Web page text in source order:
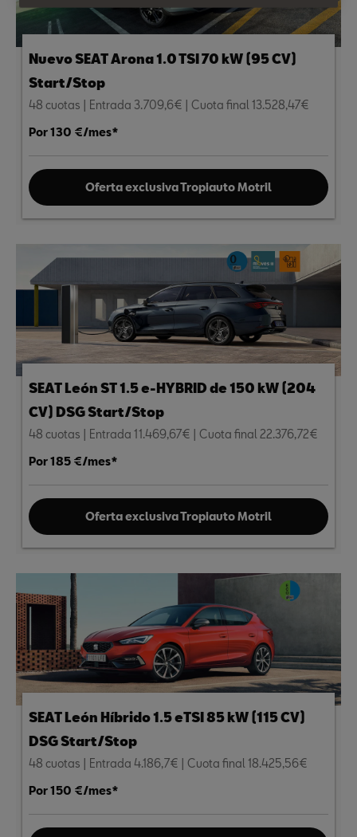
Nuevo SEAT Arona 1.0 TSI 70 kW (95 CV)
Start/Stop
48 cuotas | Entrada 3.709,6€ | Cuota final 13.528,47€
Por 130 €/mes*
Oferta exclusiva Tropiauto Motril
SEAT León ST 1.5 e-HYBRID de 150 kW (204
CV) DSG Start/Stop
48 cuotas | Entrada 11.469,67€ | Cuota final 22.376,72€
Por 185 €/mes*
Oferta exclusiva Tropiauto Motril
SEAT León Híbrido 1.5 eTSI 85 kW (115 CV)
DSG Start/Stop
48 cuotas | Entrada 4.186,7€ | Cuota final 18.425,56€
Por 150 €/mes*